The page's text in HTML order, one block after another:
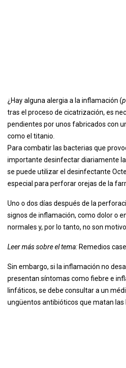
¿Hay alguna alergia a la inflamación (
tras el proceso de cicatrización, es
pendientes por unos fabricados con
como el titanio.
Para combatir las bacterias que
importante desinfectar diariamente
se puede utilizar el desinfectante
especial para perforar orejas de la
Uno o dos días después de la
signos de inflamación, como dolor o
normales y, por lo tanto, no son
Leer más sobre el tema: Remedios
Sin embargo, si la inflamación no
presentan síntomas como fiebre e
linfáticos, se debe consultar a un
ungüentos antibióticos que matan las